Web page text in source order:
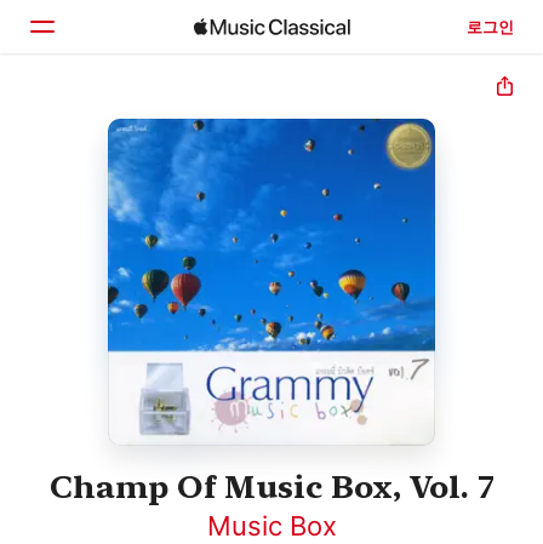
로그인
둘러보기
검색
Champ Of Music Box, Vol. 7
Music Box